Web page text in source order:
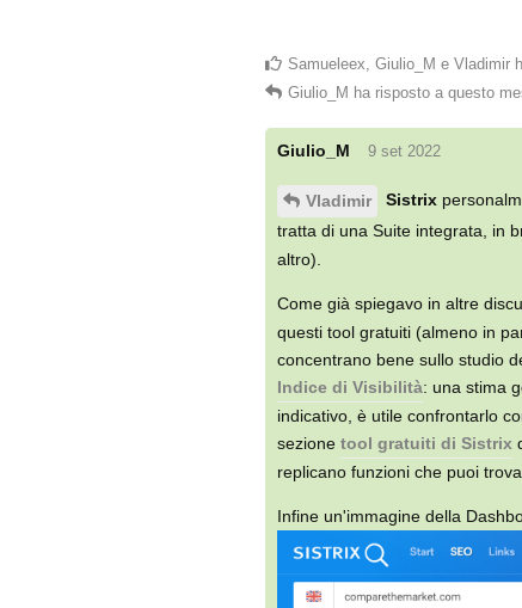
Samueleex Giulio_M e Vladimir
Giulio_M ha risposto a questo
Giulio_M 9 set 2022
Vladimir Sistrix
tratta di una Suite integrata, in
altro).
Come già spiegavo in altre
questi tool gratuiti (almeno in
concentrano bene sullo studio
Indice di Visibilità: una stima
indicativo, è utile confrontarlo
sezione tool gratuiti di Sistrix
replicano funzioni che puoi
Infine un'immagine della